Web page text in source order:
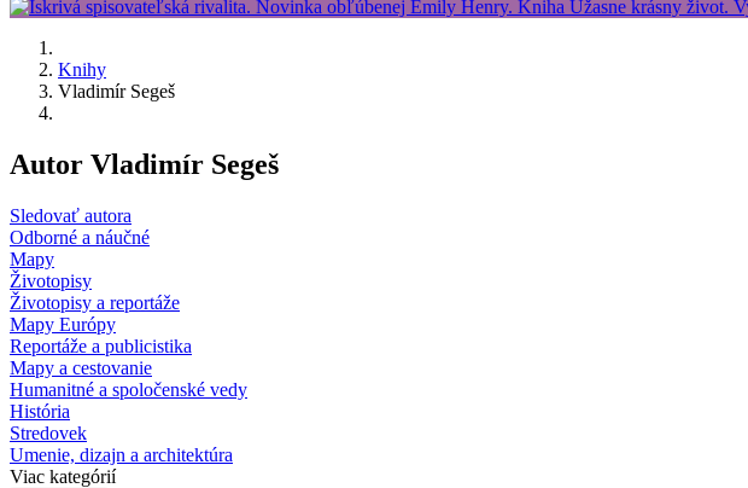
Knihy
Vladimír Segeš
Autor Vladimír Segeš
Sledovať autora
Odborné a náučné
Mapy
Životopisy
Životopisy a reportáže
Mapy Európy
Reportáže a publicistika
Mapy a cestovanie
Humanitné a spoločenské vedy
História
Stredovek
Umenie, dizajn a architektúra
Viac kategórií